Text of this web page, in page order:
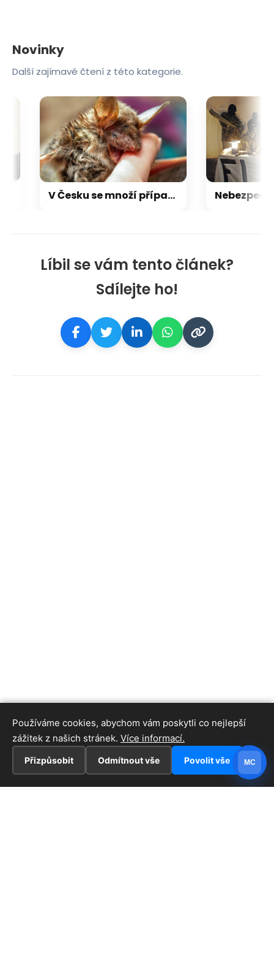
Líbil se vám tento článek?
Sdílejte ho!
Novinky
Další zajímavé čtení z této kategorie.
V Česku se množí případy pokousání netopýrem. Následky mohou být fatální, varují lékaři
Používáme cookies, abychom vám poskytli co nejlepší
zážitek z našich stránek. Více informací.
Přizpůsobit Odmítnout vše Povolit vše MC